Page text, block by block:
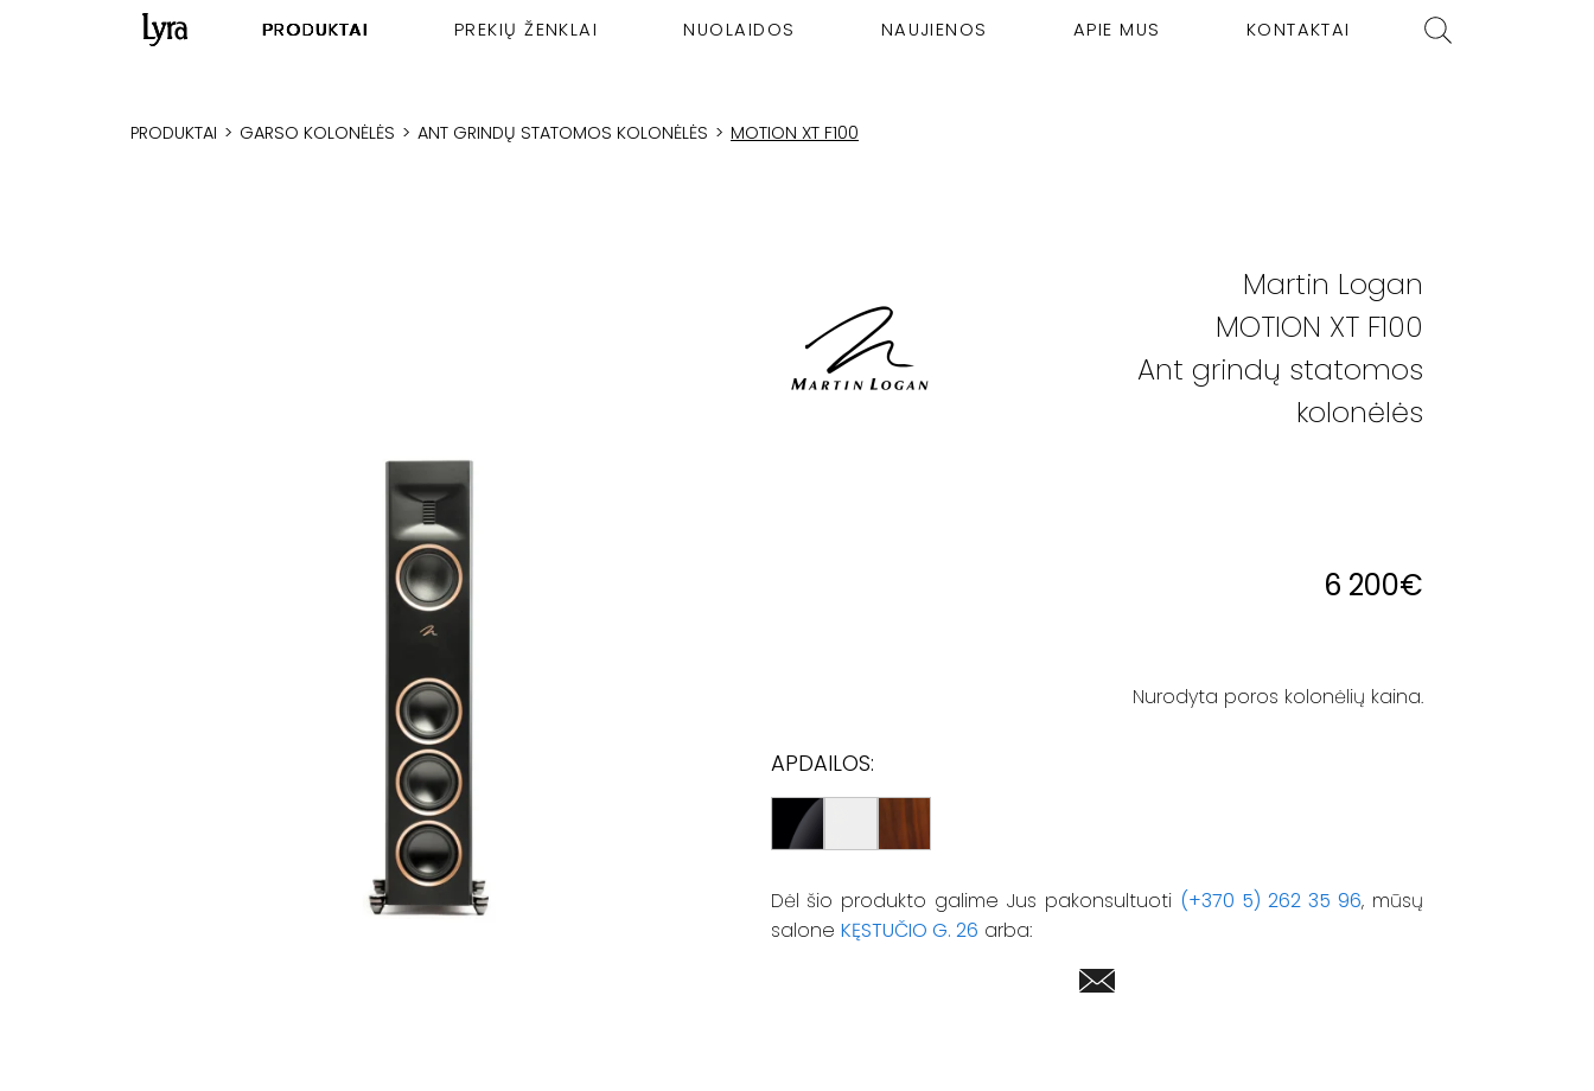
PRODUKTAI PREKIŲ ŽENKLAI NUOLAIDOS NAUJIENOS APIE MUS KONTAKTAI
PRODUKTAI > GARSO KOLONĖLĖS > ANT GRINDŲ STATOMOS KOLONĖLĖS > MOTION XT F100
Martin Logan
MOTION XT F100
Ant grindų statomos
kolonėlės
6 200€
Nurodyta poros kolonėlių kaina.
APDAILOS:
Dėl šio produkto galime Jus pakonsultuoti (+370 5) 262 35 96, mūsų
salone KĘSTUČIO G. 26 arba: